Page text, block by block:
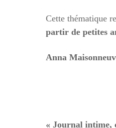
Cette thématique
partir de petites
Anna
« Journal intime,